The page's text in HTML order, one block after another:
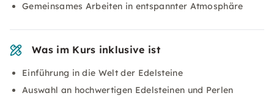
Gemeinsames Arbeiten in entspannter Atmosphäre
Was im Kurs inklusive ist
Einführung in die Welt der Edelsteine
Auswahl an hochwertigen Edelsteinen und Perlen